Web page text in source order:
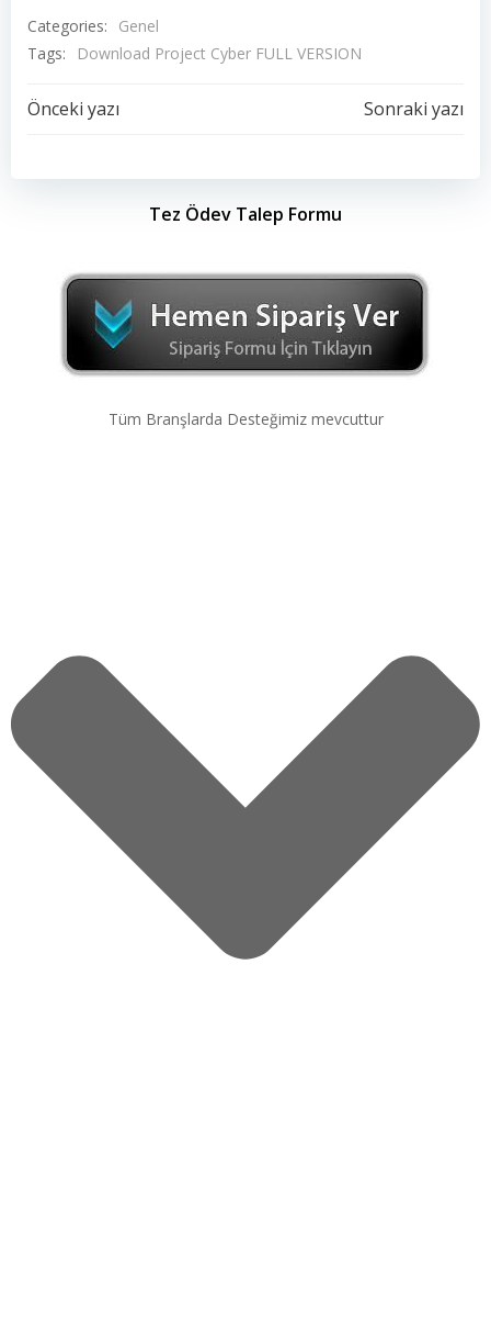
Categories:
Genel
Tags:
Download Project Cyber FULL VERSION
Yazı
dolaşımı
Önceki yazı
dolaşımı
Sonraki yazı
Tez Ödev Talep Formu
Tüm Branşlarda Desteğimiz mevcuttur